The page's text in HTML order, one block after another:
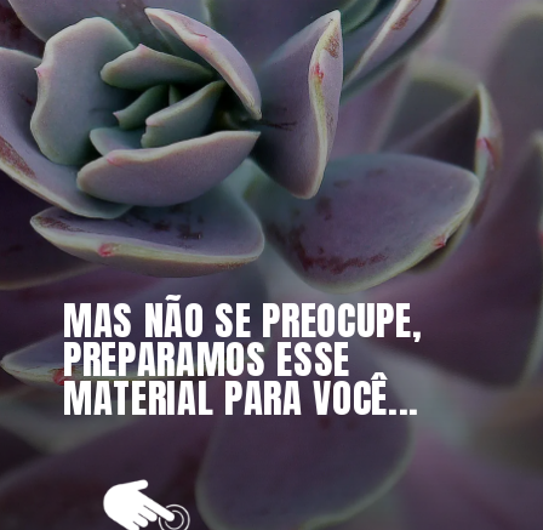
MAS NÃO SE PREOCUPE,
PREPARAMOS ESSE
MATERIAL PARA VOCÊ...